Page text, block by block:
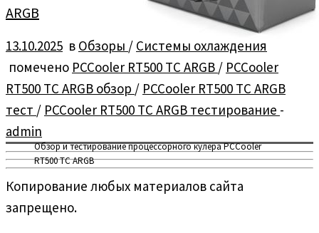
Обзор и тестирование процессорного кулера PCCooler
RT500 TC ARGB
ARGB
13.10.2025 в Обзоры / Системы охлаждения
помечено PCCooler RT500 TC ARGB / PCCooler
RT500 TC ARGB обзор / PCCooler RT500 TC ARGB
тест / PCCooler RT500 TC ARGB тестирование -
admin
Копирование любых материалов сайта
запрещено.